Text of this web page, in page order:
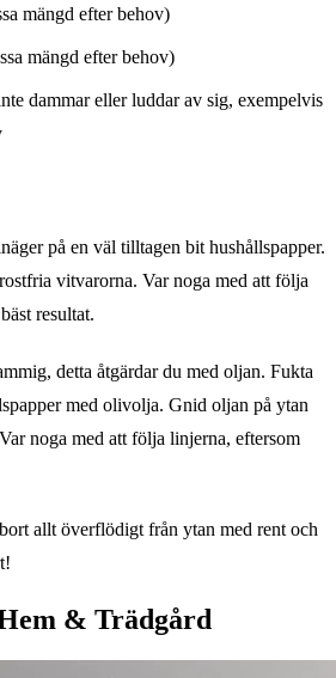
mängd efter behov)
mängd efter behov)
dammar eller luddar av sig, exempelvis
på en väl tilltagen bit hushållspapper.
vitvarorna. Var noga med att följa
resultat.
detta åtgärdar du med oljan. Fukta
med olivolja. Gnid oljan på ytan
noga med att följa linjerna, eftersom
allt överflödigt från ytan med rent och
& Trädgård